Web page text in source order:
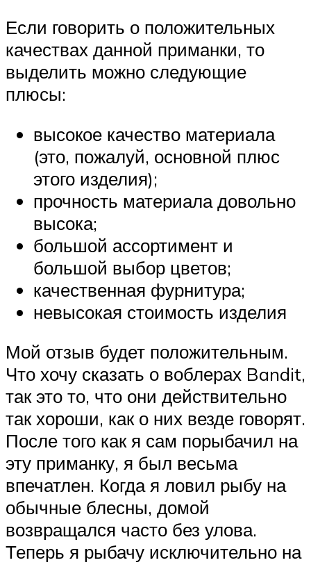
Если говорить о положительных
качествах данной приманки, то
выделить можно следующие
плюсы:
высокое качество материала
(это, пожалуй, основной плюс
этого изделия);
прочность материала довольно
высока;
большой ассортимент и
большой выбор цветов;
качественная фурнитура;
невысокая стоимость изделия
Мой отзыв будет положительным.
Что хочу сказать о воблерах Bandit,
так это то, что они действительно
так хороши, как о них везде говорят.
После того как я сам порыбачил на
эту приманку, я был весьма
впечатлен. Когда я ловил рыбу на
обычные блесны, домой
возвращался часто без улова.
Теперь я рыбачу исключительно на